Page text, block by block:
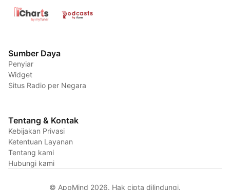
Sumber Daya
Penyiar
Widget
Situs Radio per Negara
Tentang & Kontak
Kebijakan Privasi
Ketentuan Layanan
Tentang kami
Hubungi kami
© AppMind 2026. Hak cipta dilindungi.